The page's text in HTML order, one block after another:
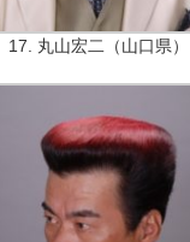
17. 丸山宏二（山口県）